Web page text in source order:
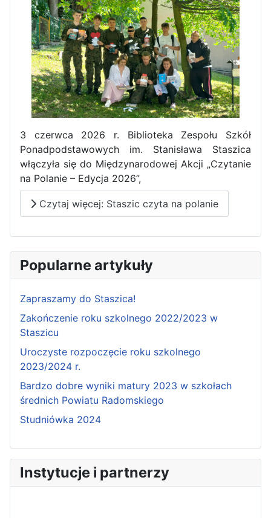
3 czerwca 2026 r. Biblioteka Zespołu Szkół
Ponadpodstawowych im. Stanisława Staszica
włączyła się do Międzynarodowej Akcji „Czytanie
na Polanie – Edycja 2026”,
Czytaj więcej: Staszic czyta na polanie
Popularne artykuły
Zapraszamy do Staszica!
Zakończenie roku szkolnego 2022/2023 w
Staszicu
Uroczyste rozpoczęcie roku szkolnego
2023/2024 r.
Bardzo dobre wyniki matury 2023 w szkołach
średnich Powiatu Radomskiego
Studniówka 2024
Instytucje i partnerzy